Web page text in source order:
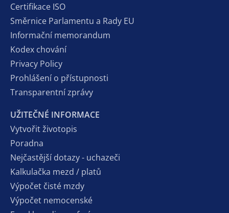
Certifikace ISO
Směrnice Parlamentu a Rady EU
Informační memorandum
Kodex chování
Privacy Policy
Prohlášení o přístupnosti
Transparentní zprávy
UŽITEČNÉ INFORMACE
Vytvořit životopis
Poradna
Nejčastější dotazy - uchazeči
Kalkulačka mezd / platů
Výpočet čisté mzdy
Výpočet nemocenské